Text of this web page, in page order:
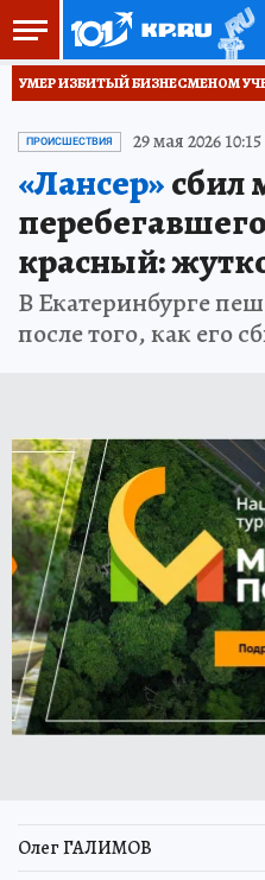
УМЕР ИЗБИТЫЙ БИЗНЕСМЕНОМ
ПРОИСШЕСТВИЯ 29 мая 2026 10:15
«Лансер»сбил
красный:
В Екатеринбурге
после того, как его
Олег ГАЛИМОВ